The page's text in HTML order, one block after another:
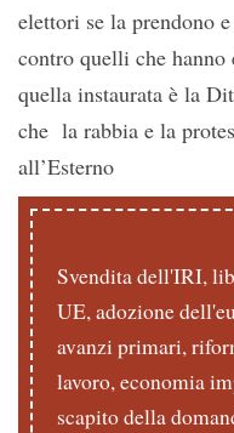
elettori se la prendono
contro quelli che
quella instaurata è la
che la rabbia e la
all’Esterno
Svendita dell'IRI,
UE, adozione
avanzi primari,
lavoro, economia
scapito della